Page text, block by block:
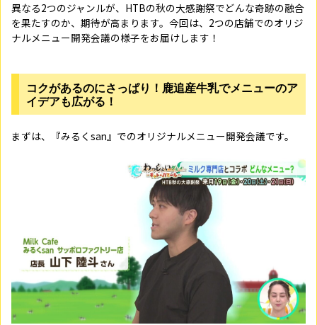
異なる2つのジャンルが、HTBの秋の大感謝祭でどんな奇跡の融合
を果たすのか、期待が高まります。今回は、2つの店舗でのオリジ
ナルメニュー開発会議の様子をお届けします！
コクがあるのにさっぱり！鹿追産牛乳でメニューのア
イデアも広がる！
まずは、『みるくsan』でのオリジナルメニュー開発会議です。